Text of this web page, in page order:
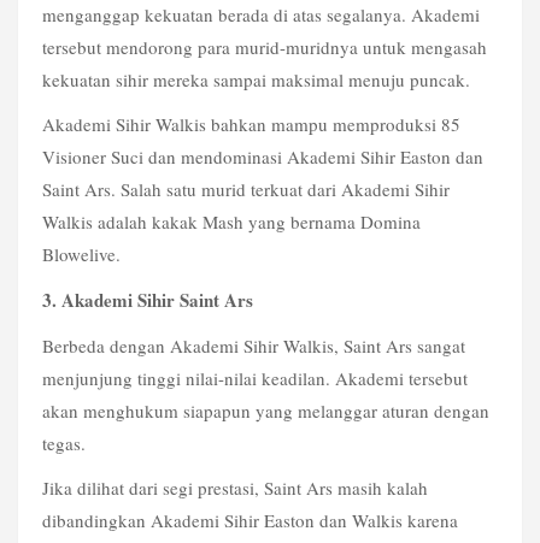
menganggap kekuatan berada di atas segalanya. Akademi
tersebut mendorong para murid-muridnya untuk mengasah
kekuatan sihir mereka sampai maksimal menuju puncak.
Akademi Sihir Walkis bahkan mampu memproduksi 85
Visioner Suci dan mendominasi Akademi Sihir Easton dan
Saint Ars. Salah satu murid terkuat dari Akademi Sihir
Walkis adalah kakak Mash yang bernama Domina
Blowelive.
3. Akademi Sihir Saint Ars
Berbeda dengan Akademi Sihir Walkis, Saint Ars sangat
menjunjung tinggi nilai-nilai keadilan. Akademi tersebut
akan menghukum siapapun yang melanggar aturan dengan
tegas.
Jika dilihat dari segi prestasi, Saint Ars masih kalah
dibandingkan Akademi Sihir Easton dan Walkis karena